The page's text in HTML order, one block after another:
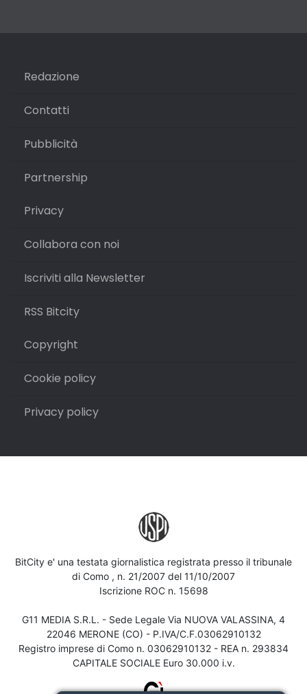
Redazione
Contatti
Pubblicità
Partnership
Privacy
Collabora con noi
Iscriviti alla Newsletter
RSS Bitcity
Copyright
Cookie policy
Privacy policy
BitCity e' una testata giornalistica registrata presso il tribunale
di Como , n. 21/2007 del 11/10/2007
Iscrizione ROC n. 15698
G11 MEDIA S.R.L. - Sede Legale Via NUOVA VALASSINA, 4
22046 MERONE (CO) - P.IVA/C.F.03062910132
Registro imprese di Como n. 03062910132 - REA n. 293834
CAPITALE SOCIALE Euro 30.000 i.v.